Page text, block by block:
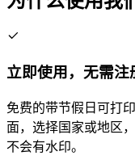
立即使用，无需注
免费的带节假日可打
面，选择国家或地区
不会有水印。